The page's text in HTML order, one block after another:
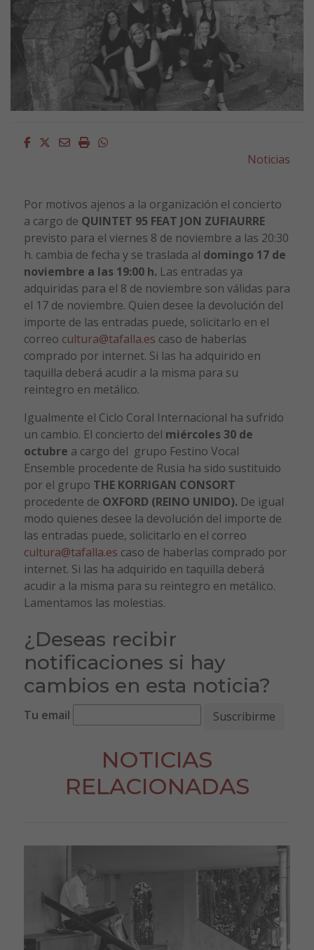
Facebook
Twitter
EmailImprimirWhatsapp
Noticias
Por motivos ajenos a la organización el concierto
a cargo de QUINTET 95 FEAT JON ZUFIAURRE
previsto para el viernes 8 de noviembre a las 20:30
h. cambia de fecha y se traslada al domingo 17 de
noviembre a las 19:00 h. Las entradas ya
adquiridas para el 8 de noviembre son válidas para
el 17 de noviembre. Quien desee la devolución del
importe de las entradas puede, solicitarlo en el
correo cultura@tafalla.es caso de haberlas
comprado por internet. Si las ha adquirido en
taquilla deberá acudir a la misma para su
reintegro en metálico.
Igualmente el Ciclo Coral Internacional ha sufrido
un cambio. El concierto del miércoles30 de
octubre a cargo del grupo Festino Vocal
Ensemble procedente de Rusia ha sido sustituido
por el grupo THE KORRIGAN CONSORT
procedente de OXFORD (REINO UNIDO). De igual
modo quienes desee la devolución del importe de
las entradas puede, solicitarlo en el correo
cultura@tafalla.es caso de haberlas comprado por
internet. Si las ha adquirido en taquilla deberá
acudir a la misma para su reintegro en metálico.
Lamentamos las molestias.
¿Deseas recibir
notificaciones si hay
cambios en esta noticia?
Tu email
NOTICIAS
RELACIONADAS